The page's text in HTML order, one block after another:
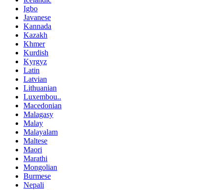
Igbo
Javanese
Kannada
Kazakh
Khmer
Kurdish
Kyrgyz
Latin
Latvian
Lithuanian
Luxembou..
Macedonian
Malagasy
Malay
Malayalam
Maltese
Maori
Marathi
Mongolian
Burmese
Nepali